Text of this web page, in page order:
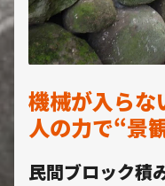
機械が入らな
人の力で“景
民間ブロック積